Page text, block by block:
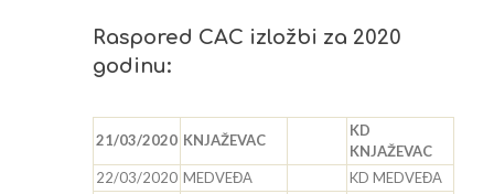
Raspored CAC izložbi za 2020
godinu:
21/03/2020 KNJAŽEVAC
KD
KNJAŽEVAC
22/03/2020 MEDVEĐA KD MEDVEĐA